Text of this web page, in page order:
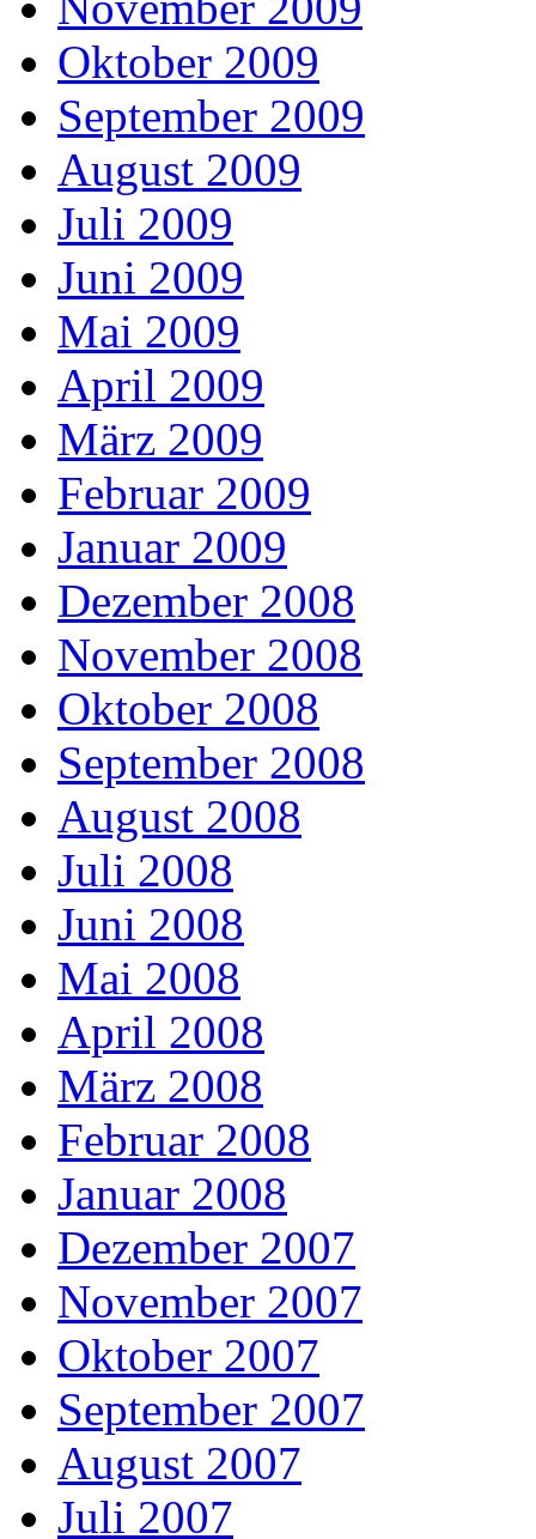
Oktober 2009
September 2009
August 2009
Juli 2009
Juni 2009
Mai 2009
April 2009
März 2009
Februar 2009
Januar 2009
Dezember 2008
November 2008
Oktober 2008
September 2008
August 2008
Juli 2008
Juni 2008
Mai 2008
April 2008
März 2008
Februar 2008
Januar 2008
Dezember 2007
November 2007
Oktober 2007
September 2007
August 2007
Juli 2007